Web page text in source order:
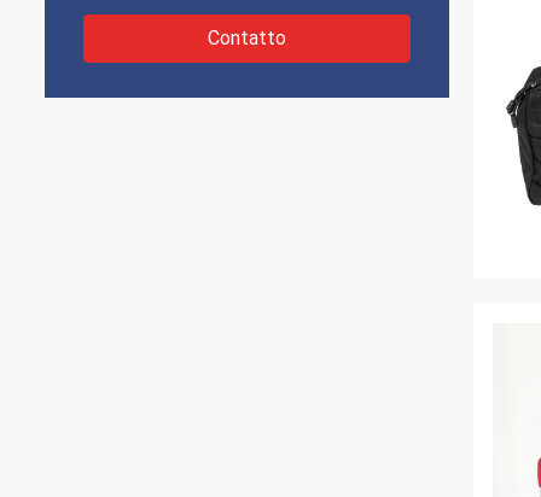
Contatto